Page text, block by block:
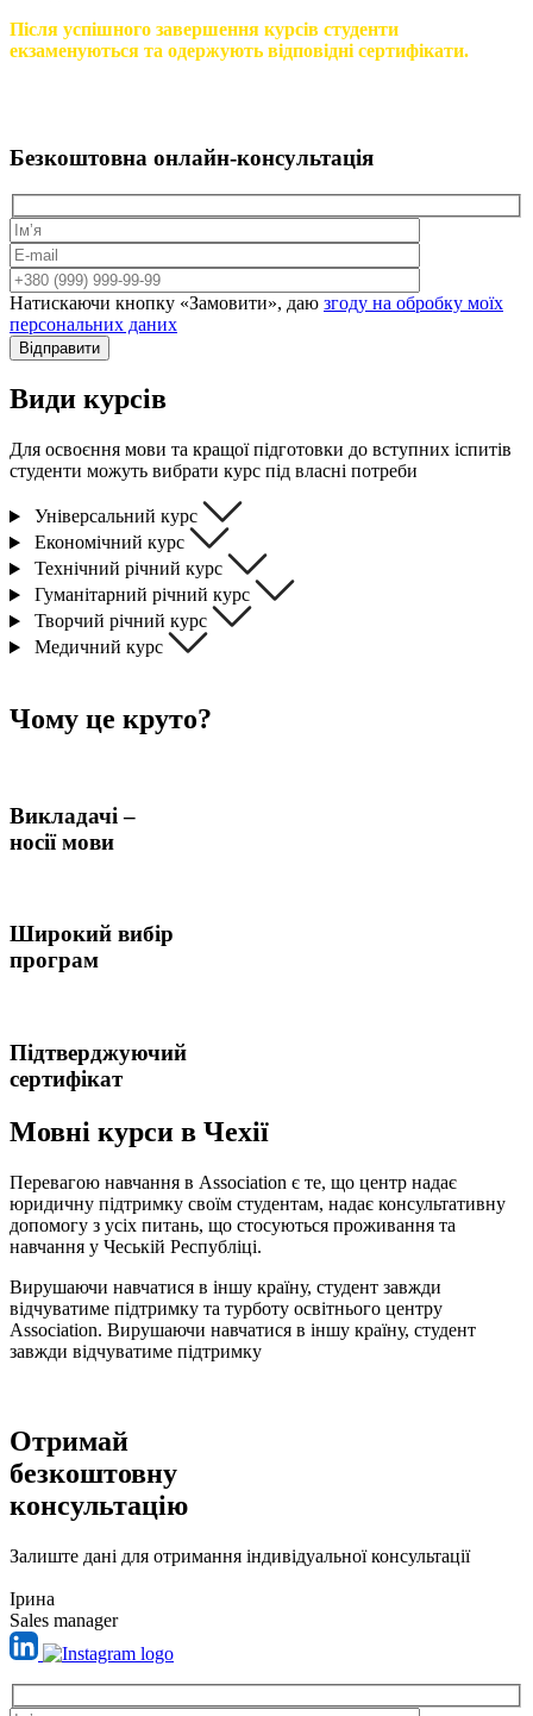
Після успішного завершення курсів студенти
екзаменуються та одержують відповідні сертифікати.
Безкоштовна онлайн-консультація
Натискаючи кнопку «Замовити», даю згоду на обробку моїх
персональних даних
Відправити
Види курсів
Для освоєння мови та кращої підготовки до вступних іспитів
студенти можуть вибрати курс під власні потреби
Універсальний курс
Економічний курс
Технічний річний курс
Гуманітарний річний курс
Творчий річний курс
Медичний курс
Чому це круто?
Викладачі –
носії мови
Широкий вибір
програм
Підтверджуючий
сертифікат
Мовні курси в Чехії
Перевагою навчання в Association є те, що центр надає
юридичну підтримку своїм студентам, надає консультативну
допомогу з усіх питань, що стосуються проживання та
навчання у Чеській Республіці.
Вирушаючи навчатися в іншу країну, студент завжди
відчуватиме підтримку та турботу освітнього центру
Association. Вирушаючи навчатися в іншу країну, студент
завжди відчуватиме підтримку
Отримай
безкоштовну
консультацію
Залиште дані для отримання індивідуальної консультації
Ірина
Sales manager